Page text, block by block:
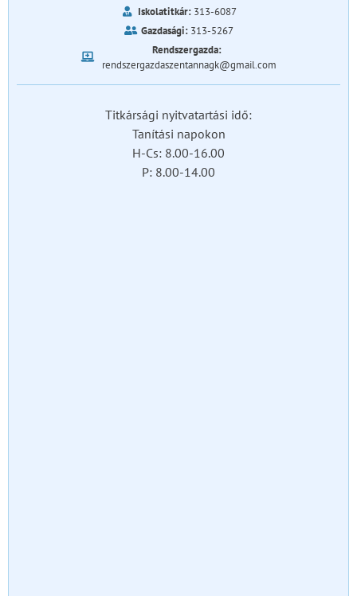
Iskolatitkár:313-6087
Gazdasági:313-5267
Rendszergazda:
rendszergazdaszentannagk@gmail.com
Titkársági nyitvatartási idő:
Tanítási napokon
H-Cs: 8.00-16.00
P: 8.00-14.00